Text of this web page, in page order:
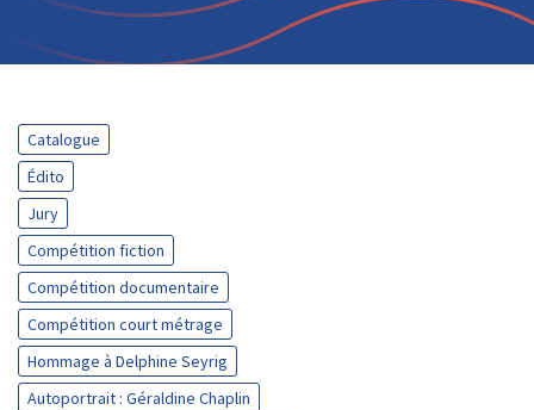
Catalogue
Édito
Jury
Compétition fiction
Compétition documentaire
Compétition court métrage
Hommage à Delphine Seyrig
Autoportrait : Géraldine Chaplin